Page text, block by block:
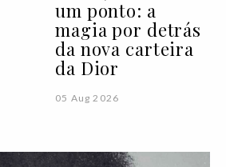
um ponto: a
magia por detrás
da nova carteira
da Dior
05 Aug 2026